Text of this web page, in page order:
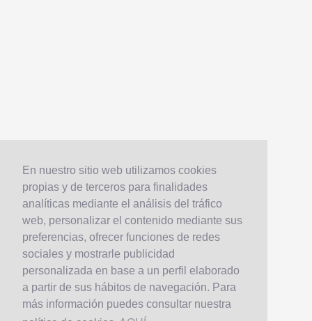
En nuestro sitio web utilizamos cookies
propias y de terceros para finalidades
analíticas mediante el análisis del tráfico
web, personalizar el contenido mediante sus
preferencias, ofrecer funciones de redes
sociales y mostrarle publicidad
personalizada en base a un perfil elaborado
a partir de sus hábitos de navegación. Para
más información puedes consultar nuestra